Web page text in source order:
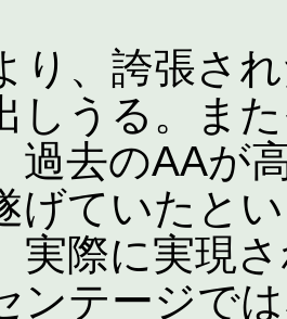
り、誇張さ
しうる。ま
過去のAAが
げていたと
実際に実現
ンテージで